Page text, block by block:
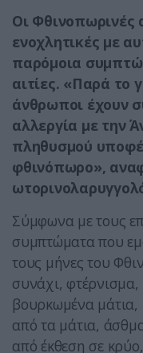
Οι Φθινοπωρινές
ενοχλητικές με
παρόμοια
αιτίες. «Παρά το
άνθρωποι έχουν
αλλεργία με την
πληθυσμού
φθινόπωρο»,
Σύμφωνα με τους
συμπτώματα που
τους μήνες του
συνάχι,
βουρκωμένα
από τα μάτια,
από έκθεση σε